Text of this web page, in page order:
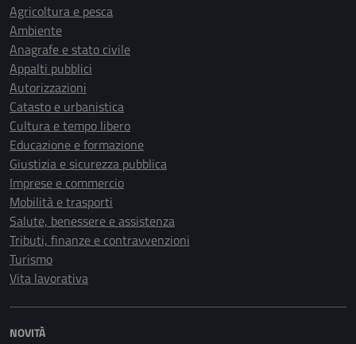
Agricoltura e pesca
Ambiente
Anagrafe e stato civile
Appalti pubblici
Autorizzazioni
Catasto e urbanistica
Cultura e tempo libero
Educazione e formazione
Giustizia e sicurezza pubblica
Imprese e commercio
Mobilità e trasporti
Salute, benessere e assistenza
Tributi, finanze e contravvenzioni
Turismo
Vita lavorativa
NOVITÀ